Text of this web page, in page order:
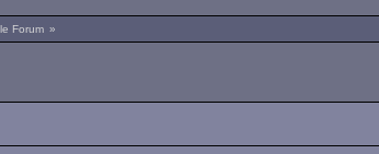
Forum »